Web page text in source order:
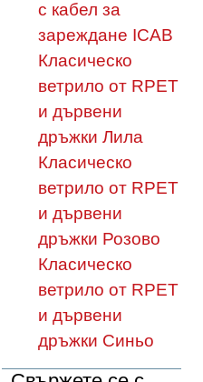
с кабел за
зареждане ICAB
Класическо
ветрило от RPET
и дървени
дръжки Лила
Класическо
ветрило от RPET
и дървени
дръжки Розово
Класическо
ветрило от RPET
и дървени
дръжки Синьо